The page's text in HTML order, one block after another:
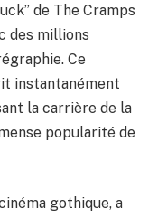
de The Cramps
des millions
Ce
instantanément
la carrière de la
popularité de
gothique, a